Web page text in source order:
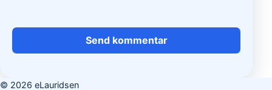
© 2026 eLauridsen